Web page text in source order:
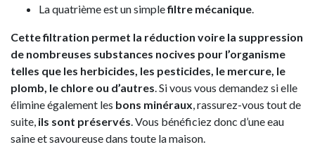
La quatrième est un simplefiltre mécanique.
Cette filtration permet la réduction voire la suppression
de nombreuses substances nocives pour l’organisme
telles que les herbicides, les pesticides, le mercure, le
plomb, le chlore ou d’autres. Si vous vous demandez si elle
élimine également les bons minéraux, rassurez-vous tout de
suite, ils sont préservés. Vous bénéficiez donc d’une eau
saine et savoureuse dans toute la maison.